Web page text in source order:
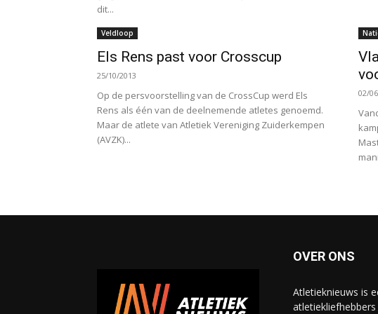
dit...
Veldloop
Els Rens past voor Crosscup
25/10/2013
Op de persvoorstelling van de CrossCup werd Els
Rens als één van de deelnemende atletes genoemd.
Maar de atlete van Atletiek Vereniging Zuiderkempen
(AVZK)...
02/
OVER ONS
Atletieknieuws is